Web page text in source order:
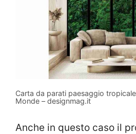
Carta da parati paesaggio
Monde – designmag.it
Anche in questo caso il